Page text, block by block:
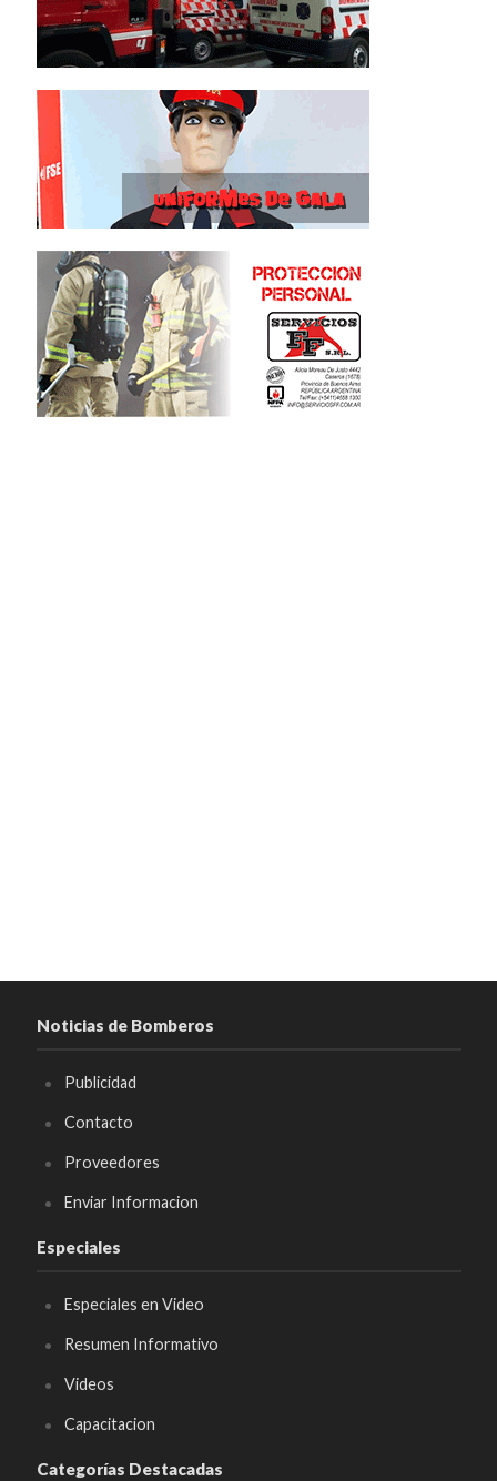
Noticias de Bomberos
Publicidad
Contacto
Proveedores
Enviar Informacion
Especiales
Especiales en Video
Resumen Informativo
Videos
Capacitacion
Categorías Destacadas